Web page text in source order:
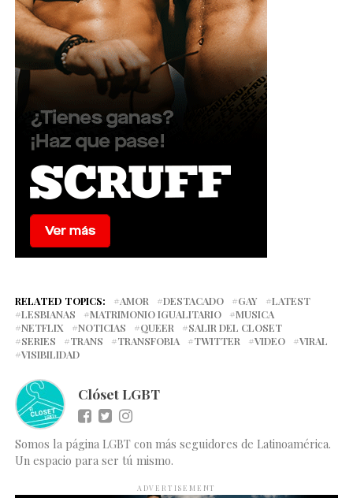
RELATED TOPICS: AMOR DESTACADO GAY
LATEST
LESBIANAS
MATRIMONIO IGUALITARIO
MUSICA
NETFLIX
NOTICIAS QUEER
SALIR DEL CLOSET
SERIES
TRANS TRANSFOBIA TWITTER VIDEO
VIRAL
VISIBILIDAD
Clóset LGBT
Somos la página LGBT con más seguidores de Latinoamérica.
Un espacio para ser tú mismo.
ADVERTISEMENT